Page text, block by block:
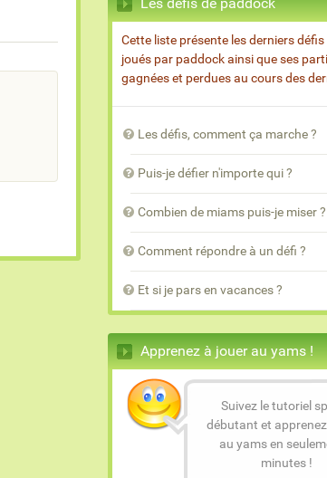
Cette liste présente les derniers défis
joués par paddock ainsi que ses
gagnées et perdues au cours des
Les défis, comment ça marche ?
Puis-je défier n'importe qui ?
Combien de miams puis-je miser ?
Comment répondre à un défi ?
Et si je pars en vacances ?
Apprenez à jouer au yams !
Suivez le tutoriel
débutant et
au yams en
minutes !